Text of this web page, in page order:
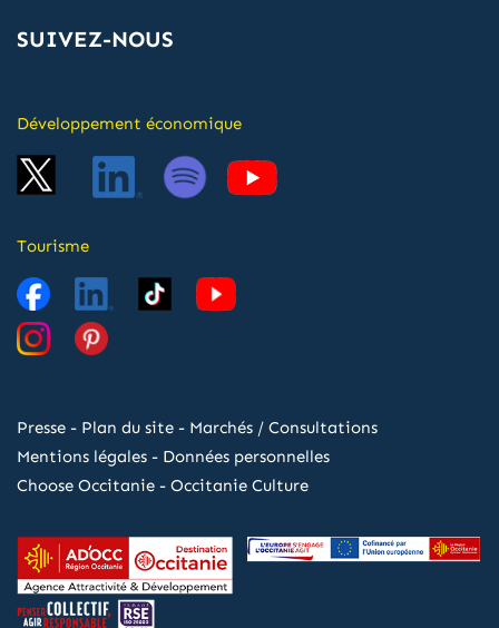
SUIVEZ-NOUS
Développement économique
Tourisme
Presse - Plan du site - Marchés / Consultations
Mentions légales - Données personnelles
Choose Occitanie - Occitanie Culture